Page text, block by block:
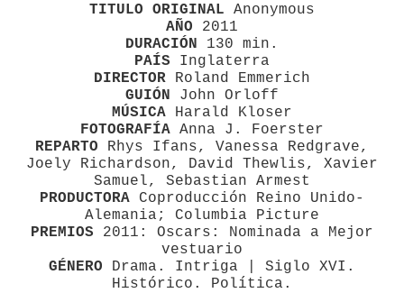
TITULO ORIGINAL Anonymous
AÑO 2011
DURACIÓN 130 min.
PAÍS Inglaterra
DIRECTOR Roland Emmerich
GUIÓN John Orloff
MÚSICA Harald Kloser
FOTOGRAFÍA Anna J. Foerster
REPARTO Rhys Ifans, Vanessa Redgrave,
Joely Richardson, David Thewlis, Xavier
Samuel, Sebastian Armest
PRODUCTORA Coproducción Reino Unido-
Alemania; Columbia Picture
PREMIOS 2011: Oscars: Nominada a Mejor
vestuario
GÉNERO Drama. Intriga | Siglo XVI.
Histórico. Política.